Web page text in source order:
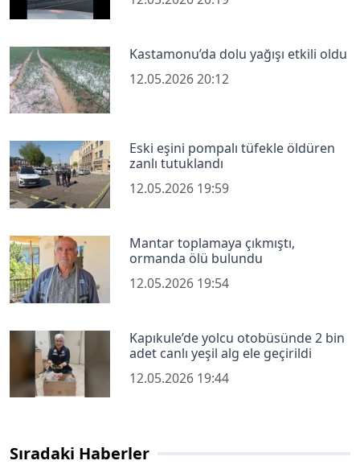
Kastamonu’da dolu yağışı etkili oldu
12.05.2026 20:12
Eski eşini pompalı tüfekle öldüren
zanlı tutuklandı
12.05.2026 19:59
Mantar toplamaya çıkmıştı,
ormanda ölü bulundu
12.05.2026 19:54
Kapıkule’de yolcu otobüsünde 2 bin
adet canlı yeşil alg ele geçirildi
12.05.2026 19:44
Sıradaki Haberler